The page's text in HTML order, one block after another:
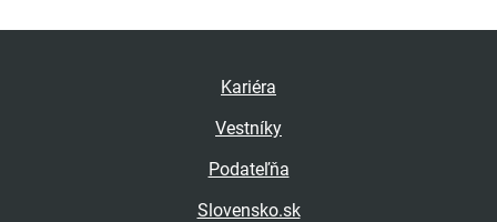
Kariéra
Vestníky
Podateľňa
Slovensko.sk